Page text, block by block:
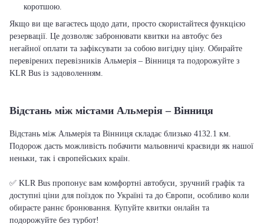
коротшою.
Якщо ви ще вагаєтесь щодо дати, просто скористайтеся функцією
резервації. Це дозволяє забронювати квитки на автобус без
негайної оплати та зафіксувати за собою вигідну ціну. Обирайте
перевірених перевізників Альмерія – Вінниця та подорожуйте з
KLR Bus із задоволенням.
Відстань між містами Альмерія – Вінниця
Відстань між Альмерія та Вінниця складає близько 4132.1 км.
Подорож дасть можливість побачити мальовничі краєвиди як нашої
неньки, так і європейських країн.
✅ KLR Bus пропонує вам комфортні автобуси, зручний графік та
доступні ціни для поїздок по Україні та до Європи, особливо коли
обираєте раннє бронювання. Купуйте квитки онлайн та
подорожуйте без турбот!